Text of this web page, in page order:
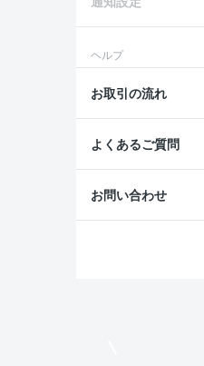
ヘルプ
お取引の流れ
よくあるご質問
お問い合わせ